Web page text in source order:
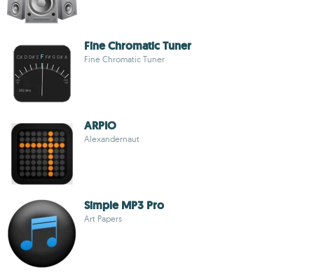
Fine Chromatic Tuner
Fine Chromatic Tuner
ARPIO
Alexandernaut
Simple MP3 Pro
Art Papers